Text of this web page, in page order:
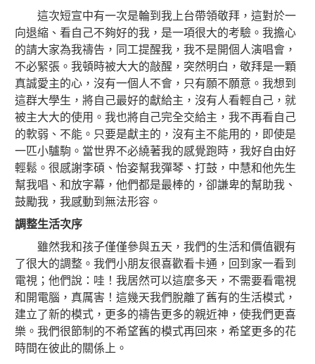
這次短宣中有一次是輪到我上台帶領敬拜，這對於一
向退縮、看自己不夠好的我，是一項很大的考驗。我擔心
的請大家為我禱告，同工提醒我，我不是開個人演唱會，
不必緊張。我頓時被大大的敲醒，突然明白，敬拜是一顆
真誠愛主的心，沒有一個人不會，只有願不願意。我想到
這群大學生，將自己最好的獻給主，沒有人看輕自己，就
被主大大的使用。我也將自己完全交給主，我不再看自己
的軟弱、不能。只要是獻主的，沒有主不能用的，即使是
一匹小驢駒。當世界不必繞著我的感覺跑時，我好自由好
輕鬆。很感謝李碩、怡姿幫我彈琴、打鼓，中慧和他先生
幫我唱、和放字幕，他們都是最棒的，卻謙卑的幫助我、
鼓勵我，我感動到無法形容。
調整生活次序
雖然我和孩子僅僅參與五天，我們的生活和價值觀有
了很大的調整。我們小朋友很喜歡看卡通，回到家一看到
電視；他們說：哇！我居然可以這麼多天，不需要看電視
和開電腦，真厲害！這幾天我們脫離了舊有的生活模式，
建立了新的模式，更多的禱告更多的親近神，使我們更喜
樂。我們很節制的不希望舊的模式再回來，希望更多的花
時間在彼此的關係上。